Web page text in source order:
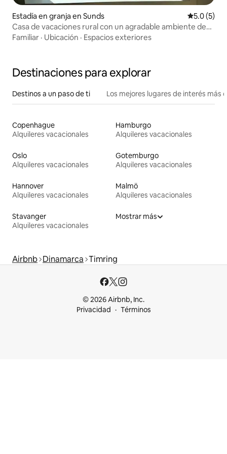
Estadía en granja en Sunds
5.0 (5)
Casa de vacaciones rural con un agradable ambiente de
cabaña
Familiar · Ubicación · Espacios exteriores
Destinaciones para explorar
Destinos a un paso de ti Los mejores lugares de interés más
Copenhague
Alquileres vacacionales
Hamburgo
Alquileres vacacionales
Oslo
Alquileres vacacionales
Gotemburgo
Alquileres vacacionales
Hannover
Alquileres vacacionales
Malmö
Alquileres vacacionales
Stavanger
Alquileres vacacionales
Mostrar más
Airbnb Dinamarca Timring
© 2026 Airbnb, Inc.
Privacidad
Términos